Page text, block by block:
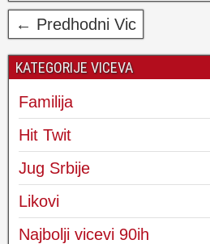
← Predhodni Vic
KATEGORIJE VICEVA
Familija
Hit Twit
Jug Srbije
Likovi
Najbolji vicevi 90ih